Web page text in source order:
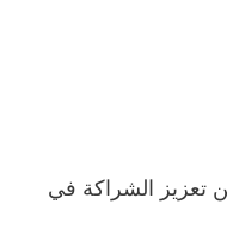
تعزيز الشراكة في